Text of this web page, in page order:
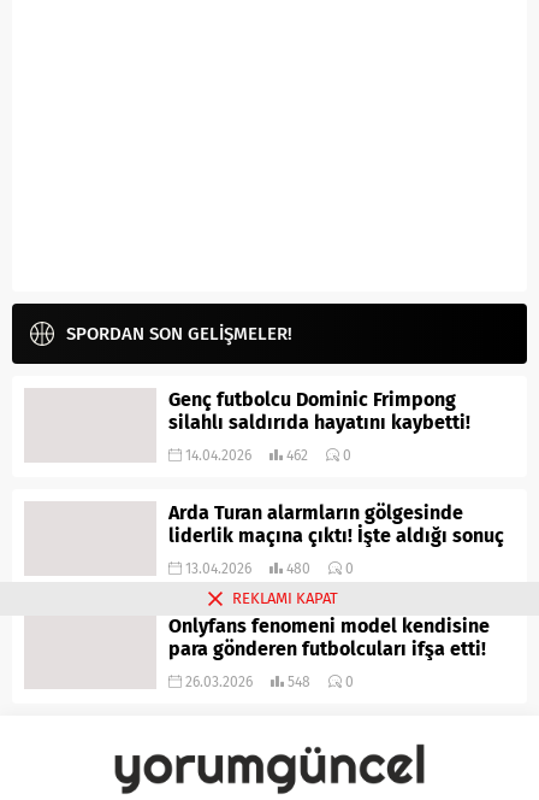
SPORDAN SON GELİŞMELER!
Genç futbolcu Dominic Frimpong
silahlı saldırıda hayatını kaybetti!
14.04.2026 462 0
Arda Turan alarmların gölgesinde
liderlik maçına çıktı! İşte aldığı sonuç
13.04.2026 480 0
Onlyfans fenomeni model kendisine
para gönderen futbolcuları ifşa etti!
26.03.2026 548 0
REKLAMI KAPAT